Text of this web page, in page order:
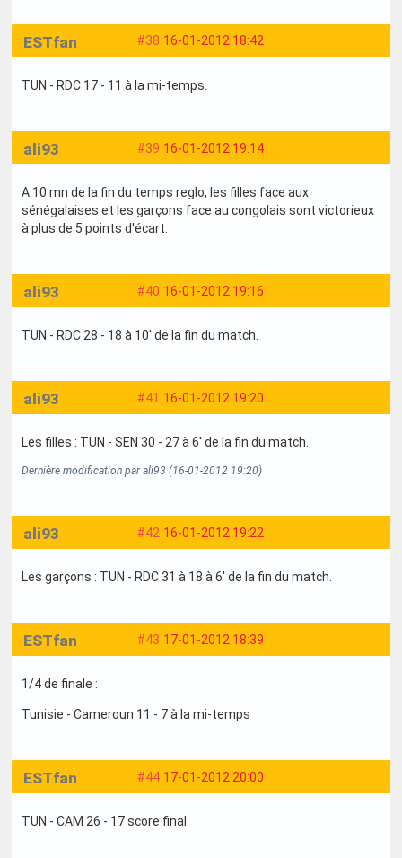
#38 16-01-2012 18:42
ESTfan
TUN - RDC 17 - 11 à la mi-temps.
#39 16-01-2012 19:14
ali93
A 10 mn de la fin du temps reglo, les filles face aux
sénégalaises et les garçons face au congolais sont victorieux
à plus de 5 points d'écart.
#40 16-01-2012 19:16
ali93
TUN - RDC 28 - 18 à 10' de la fin du match.
#41 16-01-2012 19:20
ali93
Les filles : TUN - SEN 30 - 27 à 6' de la fin du match.
Dernière modification par ali93 (16-01-2012 19:20)
#42 16-01-2012 19:22
ali93
Les garçons : TUN - RDC 31 à 18 à 6' de la fin du match.
#43 17-01-2012 18:39
ESTfan
1/4 de finale :
Tunisie - Cameroun 11 - 7 à la mi-temps
#44 17-01-2012 20:00
ESTfan
TUN - CAM 26 - 17 score final